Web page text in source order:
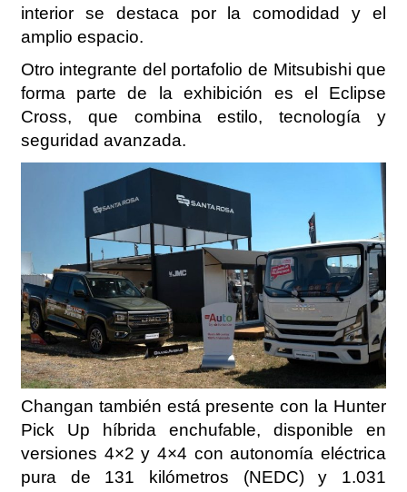
interior se destaca por la comodidad y el
amplio espacio.
Otro integrante del portafolio de Mitsubishi que
forma parte de la exhibición es el Eclipse
Cross, que combina estilo, tecnología y
seguridad avanzada.
Changan también está presente con la Hunter
Pick Up híbrida enchufable, disponible en
versiones 4×2 y 4×4 con autonomía eléctrica
pura de 131 kilómetros (NEDC) y 1.031